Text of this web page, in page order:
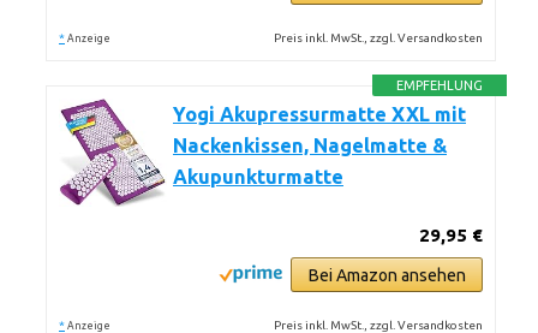
* Anzeige Preis inkl. MwSt., zzgl. Versandkosten
EMPFEHLUNG
Yogi Akupressurmatte XXL mit
Nackenkissen, Nagelmatte &
Akupunkturmatte
29,95 €
Bei Amazon ansehen
* Anzeige Preis inkl. MwSt., zzgl. Versandkosten